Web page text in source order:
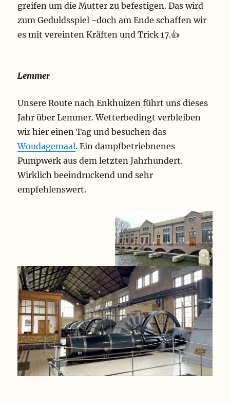
greifen um die Mutter zu befestigen. Das wird
zum Geduldsspiel -doch am Ende schaffen wir
es mit vereinten Kräften und Trick 17.👍
Lemmer
Unsere Route nach Enkhuizen führt uns dieses
Jahr über Lemmer. Wetterbedingt verbleiben
wir hier einen Tag und besuchen das
Woudagemaal. Ein dampfbetriebnenes
Pumpwerk aus dem letzten Jahrhundert.
Wirklich beeindruckend und sehr
empfehlenswert.